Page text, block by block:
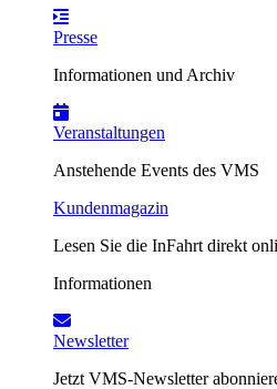
Presse
Informationen und Archiv
Veranstaltungen
Anstehende Events des VMS
Kundenmagazin
Lesen Sie die InFahrt direkt
Informationen
Newsletter
Jetzt VMS-Newsletter